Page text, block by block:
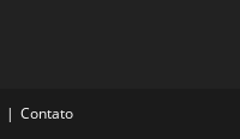
Contato